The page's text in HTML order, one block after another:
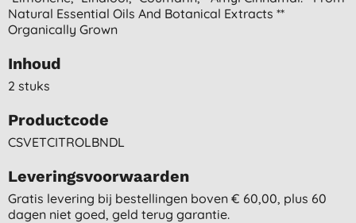
Natural Essential Oils And Botanical Extracts **
Organically Grown
Inhoud
2 stuks
Productcode
CSVETCITROLBNDL
Leveringsvoorwaarden
Gratis levering bij bestellingen boven € 60,00, plus 60
dagen niet goed, geld terug garantie.